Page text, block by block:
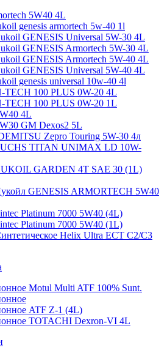
5W40 4L
genesis armortech 5w-40 1l
GENESIS Universal 5W-30 4L
GENESIS Armortech 5W-30 4L
GENESIS Armortech 5W-40 4L
GENESIS Universal 5W-40 4L
genesis universal 10w-40 4l
TECH 100 PLUS 0W-20 4L
TECH 100 PLUS 0W-20 1L
4L
GM Dexos2 5L
Zepro Touring 5W-30 4л
TITAN UNIMAX LD 10W-
GARDEN 4Т SAE 30 (1L)
GENESIS ARMORTECH 5W40
Platinum 7000 5W40 (4L)
Platinum 7000 5W40 (1L)
Helix Ultra ECT C2/C3
Motul Multi ATF 100% Sunt.
ATF Z-1 (4L)
TOTACHI Dexron-VI 4L